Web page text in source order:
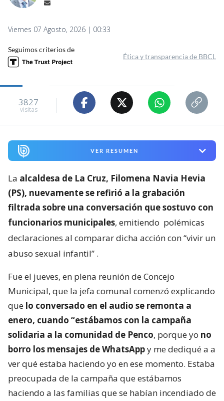
Viernes 07 Agosto, 2026 | 00:33
Seguimos criterios de
Ética y transparencia de BBCL
3827
visitas
VER RESUMEN
La alcaldesa de La Cruz, Filomena Navia Hevia
(PS), nuevamente se refirió a la grabación
filtrada sobre una conversación que sostuvo con
funcionarios municipales, emitiendo polémicas
declaraciones al comparar dicha acción con “vivir un
abuso sexual infantil” .
Fue el jueves, en plena reunión de Concejo
Municipal, que la jefa comunal comenzó explicando
que lo conversado en el audio se remonta a
enero, cuando “estábamos con la campaña
solidaria a la comunidad de Penco, porque yo no
borro los mensajes de WhatsAppy me dediqué a a
ver qué estaba haciendo yo en ese momento. Estaba
preocupada de la campaña que estábamos
haciendo a las familias que se habían incendiado de